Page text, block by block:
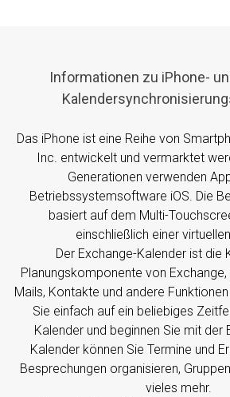
Informationen zu iPhone-
Das iPhone ist eine Reihe von
Inc. entwickelt und vermarktet
Generationen verwenden
Betriebssystemsoftware iOS. Die
basiert auf dem Multi-
einschließlich einer
Der Exchange-Kalender ist die
Planungskomponente von
Mails, Kontakte und andere
Sie einfach auf ein beliebiges
Kalender und beginnen Sie mit der
Kalender können Sie Termine und
Besprechungen organisieren,
vieles mehr.